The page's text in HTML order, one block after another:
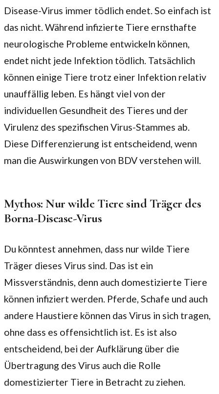
Disease-Virus immer tödlich endet. So einfach ist
das nicht. Während infizierte Tiere ernsthafte
neurologische Probleme entwickeln können,
endet nicht jede Infektion tödlich. Tatsächlich
können einige Tiere trotz einer Infektion relativ
unauffällig leben. Es hängt viel von der
individuellen Gesundheit des Tieres und der
Virulenz des spezifischen Virus-Stammes ab.
Diese Differenzierung ist entscheidend, wenn
man die Auswirkungen von BDV verstehen will.
Mythos: Nur wilde Tiere sind Träger des
Borna-Disease-Virus
Du könntest annehmen, dass nur wilde Tiere
Träger dieses Virus sind. Das ist ein
Missverständnis, denn auch domestizierte Tiere
können infiziert werden. Pferde, Schafe und auch
andere Haustiere können das Virus in sich tragen,
ohne dass es offensichtlich ist. Es ist also
entscheidend, bei der Aufklärung über die
Übertragung des Virus auch die Rolle
domestizierter Tiere in Betracht zu ziehen.